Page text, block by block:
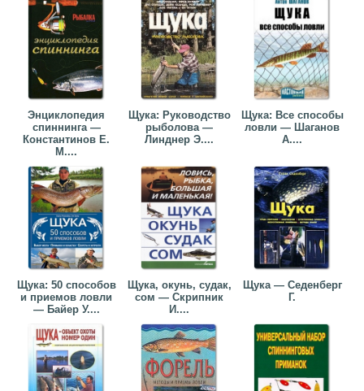
Энциклопедия
спиннинга —
Константинов Е.
М....
Щука: Руководство
рыболова —
Линднер Э....
Щука: Все способы
ловли — Шаганов
А....
Щука: 50 способов
и приемов ловли
— Байер У....
Щука, окунь, судак,
сом — Скрипник
И....
Щука — Седенберг
Г.